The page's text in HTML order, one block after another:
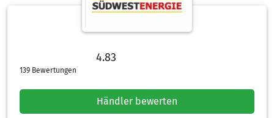
4.83
4.83 von 5 Sternen
139 Bewertungen
Händler bewerten